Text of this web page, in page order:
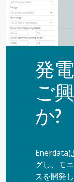
発
ご
か?
Enerdata
グし、モ
スを開発し